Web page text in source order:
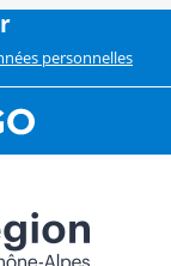
personnelles